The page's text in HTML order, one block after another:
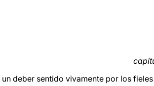
un deber sentido vivamente por los